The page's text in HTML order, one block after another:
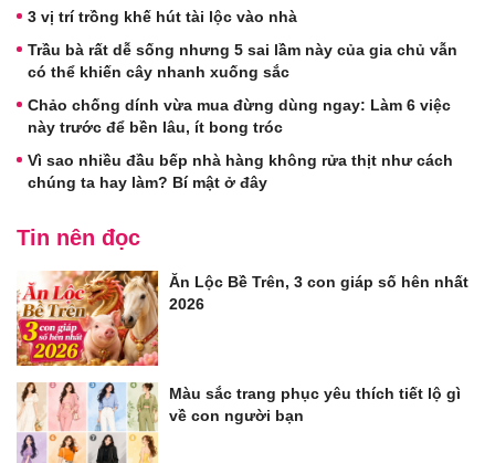
3 vị trí trồng khế hút tài lộc vào nhà
Trầu bà rất dễ sống nhưng 5 sai lầm này của gia chủ vẫn
có thể khiến cây nhanh xuống sắc
Chảo chống dính vừa mua đừng dùng ngay: Làm 6 việc
này trước để bền lâu, ít bong tróc
Vì sao nhiều đầu bếp nhà hàng không rửa thịt như cách
chúng ta hay làm? Bí mật ở đây
Tin nên đọc
Ăn Lộc Bề Trên, 3 con giáp số hên nhất
2026
Màu sắc trang phục yêu thích tiết lộ gì
về con người bạn